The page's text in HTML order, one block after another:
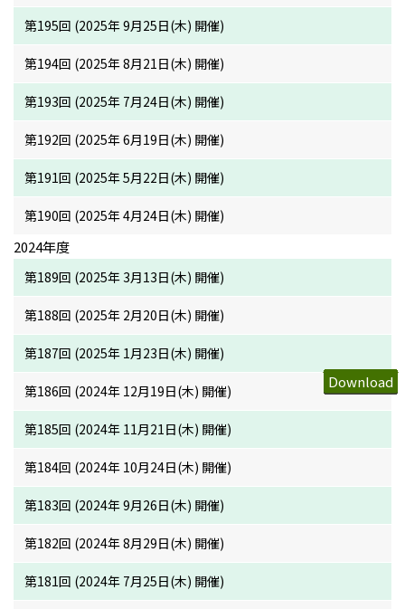
Download
Download
Download
Download
Download
Download
Download
Download
Download
Download
Download
Download
Download
Download
Download
Download
Download
Download
Download
Download
Download
Download
Download
Download
Download
Download
Download
第195回 (2025年 9月25日(木) 開催)
Download
第194回 (2025年 8月21日(木) 開催)
Download
第193回 (2025年 7月24日(木) 開催)
Download
第192回 (2025年 6月19日(木) 開催)
Download
第191回 (2025年 5月22日(木) 開催)
Download
第190回 (2025年 4月24日(木) 開催)
Download
2024年度
第189回 (2025年 3月13日(木) 開催)
Download
第188回 (2025年 2月20日(木) 開催)
Download
第187回 (2025年 1月23日(木) 開催)
Download
第186回 (2024年 12月19日(木) 開催)
Download
第185回 (2024年 11月21日(木) 開催)
Download
第184回 (2024年 10月24日(木) 開催)
Download
第183回 (2024年 9月26日(木) 開催)
Download
第182回 (2024年 8月29日(木) 開催)
Download
第181回 (2024年 7月25日(木) 開催)
Download
Download
Download
Download
Download
Download
Download
Download
Download
Download
Download
Download
Download
Download
Download
Download
Download
Download
Download
Download
Download
Download
Download
Download
Download
Download
Download
Download
Download
Download
Download
Download
Download
Download
Download
Download
Download
Download
Download
Download